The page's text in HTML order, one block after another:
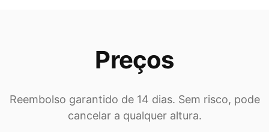
Preços
Reembolso garantido de 14 dias. Sem risco, pode
cancelar a qualquer altura.